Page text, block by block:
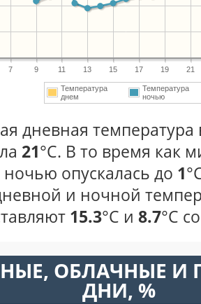
7 9 11 13 15 17 19 21
Температура
днем
Температура
ночью
дневная температура
21°С. В то время как
опускалась до 1
и ночной
15.3°С и 8.7°С
ОБЛАЧНЫЕ И
ДНИ, %